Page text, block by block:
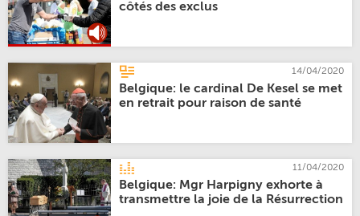
côtés des exclus
14/04/2020
Belgique: le cardinal De Kesel se met
en retrait pour raison de santé
11/04/2020
Belgique: Mgr Harpigny exhorte à
transmettre la joie de la Résurrection